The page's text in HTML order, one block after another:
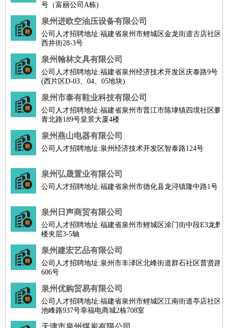
号（富丽公司A栋)
泉州进欧空油压设备有限公司
公司人才招聘地址:福建省泉州市鲤城区金龙街道古店社区
西井街28-3号
泉州翰林文具有限公司
公司人才招聘地址:福建省泉州经济技术开发区庆泰路9号
(西片区D-03、04、05地块)
泉州市泰有鞋业科技有限公司
公司人才招聘地址:福建省泉州市晋江市陈埭镇四境社区鹏
青北路189号皇景大厦4楼
泉州燕山电器有限公司
公司人才招聘地址:泉州经济技术开发区智泰路124号
泉州弘晟置业有限公司
公司人才招聘地址:福建省泉州市德化县龙浔镇隆中路1号
泉州日声商贸有限公司
公司人才招聘地址:福建省泉州市鲤城区涂门街中段E3龙辉
楼夹层3-5轴
泉州建宏艺品有限公司
公司人才招聘地址:泉州市丰泽区北峰街道群石社区普贤路
606号
泉州优购贸易有限公司
公司人才招聘地址:福建省泉州市鲤城区江南街道亭店社区
池峰路937号幸福电商城2栋708室